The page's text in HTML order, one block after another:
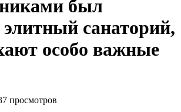
был
элитный санаторий,
особо важные
просмотров